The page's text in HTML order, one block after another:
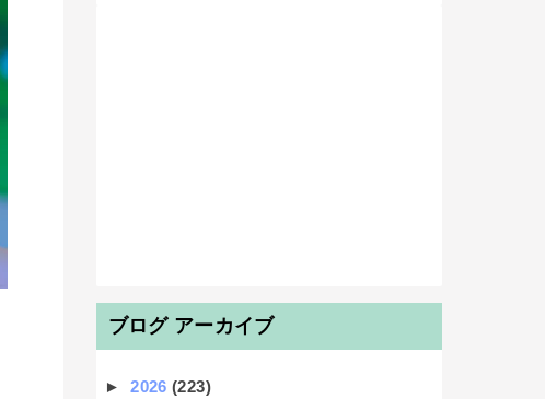
ブログ アーカイブ
►2026(223)